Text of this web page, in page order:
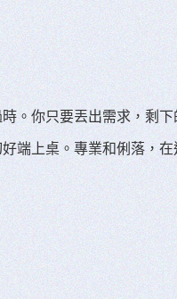
。你只要丟出需求，剩
端上桌。專業和俐落，